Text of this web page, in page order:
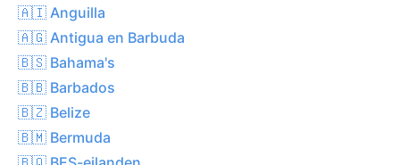
🇦🇮 Anguilla
🇦🇬 Antigua en Barbuda
🇧🇸 Bahama's
🇧🇧 Barbados
🇧🇿 Belize
🇧🇲 Bermuda